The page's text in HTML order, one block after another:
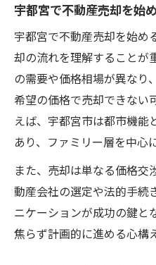
不動産売却で選ば
特徴
査定から売却ま
れ
宇都宮で高く売
不動産売却メソ
素
売却メソッドご
ト
信頼を重視した宇都
信頼される不動産
宇都宮で不動産売却を始
宇都宮で不動産売却を始め
却の流れを理解することが
の需要や価格相場が異なり
希望の価格で売却できない
えば、宇都宮市は都市機能
あり、ファミリー層を中心
また、売却は単なる価格
動産会社の選定や法的手続
ニケーションが成功の鍵と
焦らず計画的に進める心構